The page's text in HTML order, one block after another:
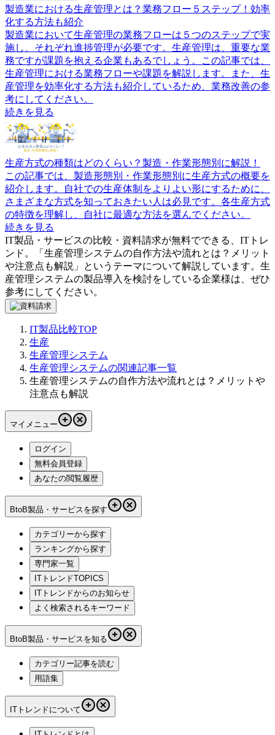
製造業における生産管理とは？業務フロー５ステップ！効率
化する方法も紹介
製造業において生産管理の業務フローは５つのステップで実
施し、それぞれ進捗管理が必要です。生産管理は、重要な業
務ですが課題を抱える企業もあるでしょう。この記事では、
生産管理における業務フローや課題を解説します。また、生
産管理を効率化する方法も紹介しているため、業務改善の参
考にしてください。
続きを見る
生産方式の種類はどのくらい？製造・作業形態別に解説！
この記事では、製造形態別・作業形態別に生産方式の概要を
紹介します。自社での生産体制をよりよい形にするために、
さまざまな方式を知っておきたい人は必見です。各生産方式
の特徴を理解し、自社に最適な方法を選んでください。
続きを見る
IT製品・サービスの比較・資料請求が無料でできる、ITトレ
ンド。「 生産管理システムの自作方法や流れとは？メリット
や注意点も解説 」というテーマについて解説しています。 生
産管理システムの製品導入を検討をしている企業様は、ぜひ
参考にしてください。
IT製品比較TOP
生産
生産管理システム
生産管理システムの関連記事一覧
生産管理システムの自作方法や流れとは？メリットや
注意点も解説
マイメニュー
ログイン
無料会員登録
あなたの閲覧履歴
BtoB製品・サービスを探す
カテゴリーから探す
ランキングから探す
専門家一覧
ITトレンドTOPICS
ITトレンドからのお知らせ
よく検索されるキーワード
BtoB製品・サービスを知る
カテゴリー記事を読む
用語集
ITトレンドについて